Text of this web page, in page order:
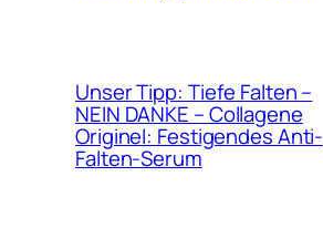
Unser Tipp: Tiefe Falten –
NEIN DANKE – Collagene
Originel: Festigendes Anti-
Falten-Serum